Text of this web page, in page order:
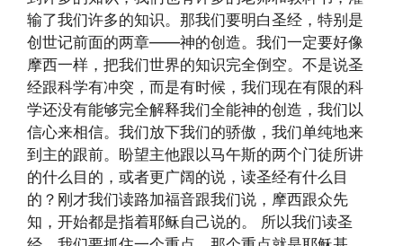
输了我们许多的知识。那我们要明白圣经，特别是
创世记前面的两章——神的创造。我们一定要好像
摩西一样，把我们世界的知识完全倒空。不是说圣
经跟科学有冲突，而是有时候，我们现在有限的科
学还没有能够完全解释我们全能神的创造，我们以
信心来相信。我们放下我们的骄傲，我们单纯地来
到主的跟前。盼望主他跟以马午斯的两个门徒所讲
的什么目的，或者更广阔的说，读圣经有什么目
的？刚才我们读路加福音跟我们说，摩西跟众先
知，开始都是指着耶稣自己说的。 所以我们读圣